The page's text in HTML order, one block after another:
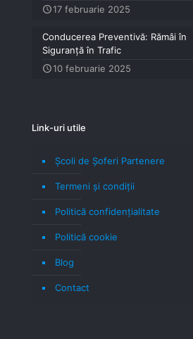
17 februarie 2025
Conducerea Preventivă: Rămâi în
Siguranță în Trafic
10 februarie 2025
Link-uri utile
Școli de Șoferi Partenere
Termeni şi condiţii
Politică confidenţialitate
Politică cookie
Blog
Contact